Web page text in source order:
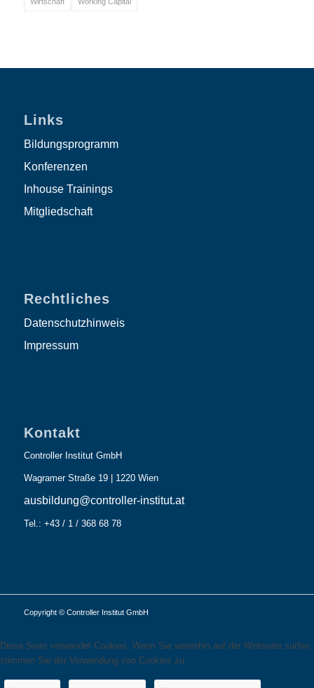
Links
Bildungsprogramm
Konferenzen
Inhouse Trainings
Mitgliedschaft
Rechtliches
Datenschutzhinweis
Impressum
Kontakt
Controller Institut GmbH
Wagramer Straße 19 | 1220 Wien
ausbildung@controller-institut.at
Tel.: +43 / 1 / 368 68 78
Copyright © Controller Institut GmbH
Diese Seite verwendet Cookies. Wenn Sie weiterhin auf der Webseite surfen,
stimmen Sie der Verwendung von Cookies zu.